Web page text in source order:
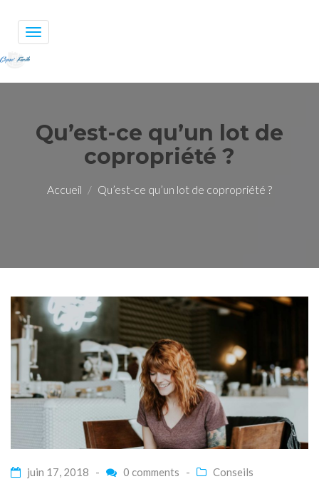
Toggle
navigation
Qu’est-ce qu’un lot de
copropriété ?
Accueil Qu’est-ce qu’un lot de copropriété ?
juin 17, 2018 - 0 comments - Conseils